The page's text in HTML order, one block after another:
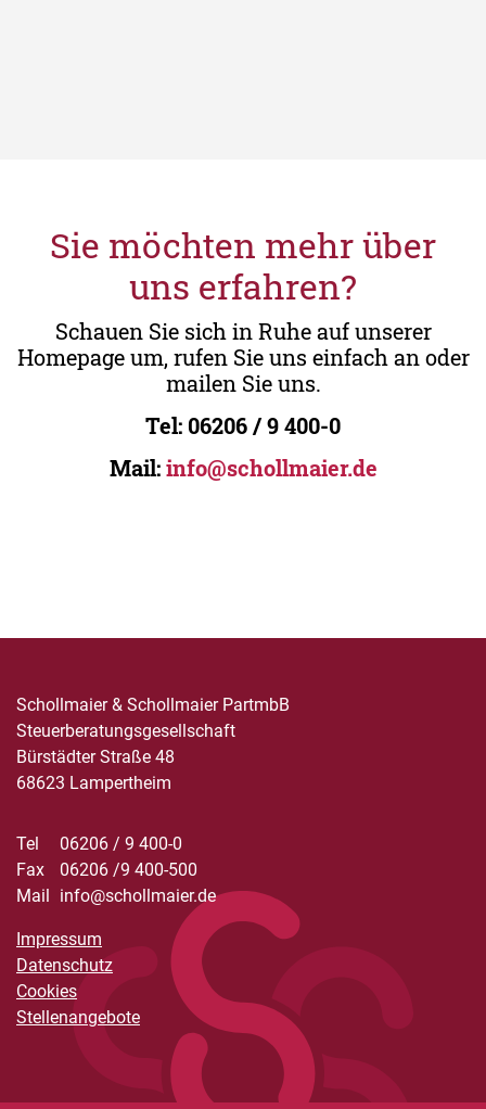
Sie möchten mehr über
uns erfahren?
Schauen Sie sich in Ruhe auf unserer
Homepage um, rufen Sie uns einfach an oder
mailen Sie uns.
Tel: 06206 / 9 400-0
Mail:info@schollmaier.de
Schollmaier & Schollmaier PartmbB
Steuerberatungsgesellschaft
Bürstädter Straße 48
68623 Lampertheim
Tel
06206 / 9 400-0
Fax
06206 /9 400-500
Mail info@schollmaier.de
Impressum
Datenschutz
Cookies
Stellenangebote